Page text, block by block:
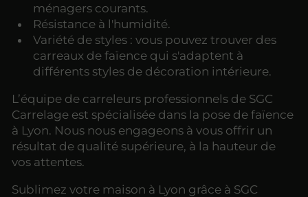
ménagers courants.
Résistance à l'humidité.
Variété de styles : vous pouvez trouver des
carreaux de faïence qui s'adaptent à
différents styles de décoration intérieure.
L’équipe de carreleurs professionnels de SGC
Carrelage est spécialisée dans la pose de faïence
à Lyon. Nous nous engageons à vous offrir un
résultat de qualité supérieure, à la hauteur de
vos attentes.
Sublimez votre maison à Lyon grâce à SGC